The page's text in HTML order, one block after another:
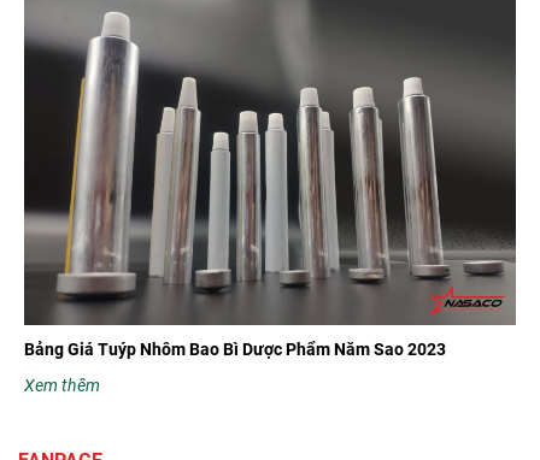
Bảng Giá Tuýp Nhôm Bao Bì Dược Phẩm Năm Sao 2023
Xem thêm